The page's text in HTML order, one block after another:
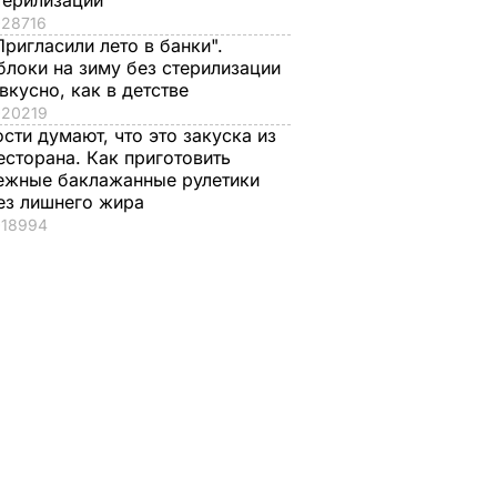
о
Нардеп Мусий:
Верховная Рада не
могла не
отреагировать на
решение Сейма о
28716
лето в банки".
на зиму без стерилизации
как в детстве
20219
думают, что это закуска из
Как приготовить
баклажанные рулетики
лишнего жира
18994